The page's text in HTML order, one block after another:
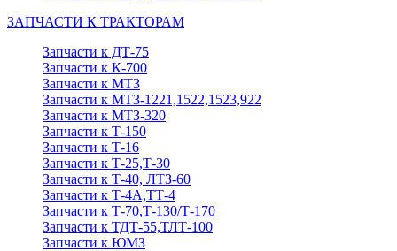
ЗАПЧАСТИ К ТРАКТОРАМ
Запчасти к ДТ-75
Запчасти к К-700
Запчасти к МТЗ
Запчасти к МТЗ-1221,1522,1523,922
Запчасти к МТЗ-320
Запчасти к Т-150
Запчасти к Т-16
Запчасти к Т-25,Т-30
Запчасти к Т-40, ЛТЗ-60
Запчасти к Т-4А,ТТ-4
Запчасти к Т-70,Т-130/Т-170
Запчасти к ТДТ-55,ТЛТ-100
Запчасти к ЮМЗ